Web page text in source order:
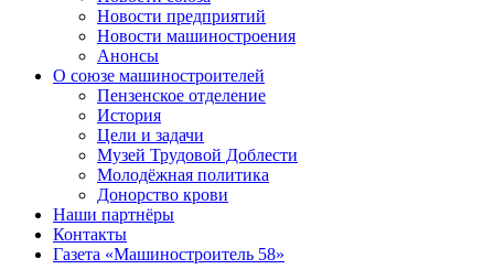
Новости предприятий
Новости машиностроения
Анонсы
О союзе машиностроителей
Пензенское отделение
История
Цели и задачи
Музей Трудовой Доблести
Молодёжная политика
Донорство крови
Наши партнёры
Контакты
Газета «Машиностроитель 58»